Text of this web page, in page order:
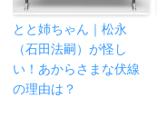
とと姉ちゃん｜松永
（石田法嗣）が怪し
い！あからさまな伏線
の理由は？